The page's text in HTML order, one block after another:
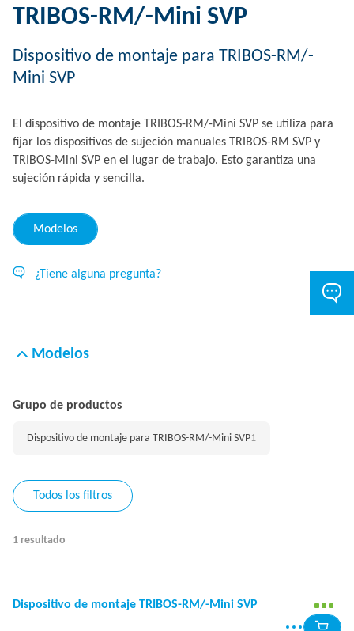
TRIBOS-RM/-Mini SVP
Dispositivo de montaje para TRIBOS-RM/-
Mini SVP
El dispositivo de montaje TRIBOS-RM/-Mini SVP se utiliza para
fijar los dispositivos de sujeción manuales TRIBOS-RM SVP y
TRIBOS-Mini SVP en el lugar de trabajo. Esto garantiza una
sujeción rápida y sencilla.
Modelos
¿Tiene alguna pregunta?
Modelos
Grupo de productos
Dispositivo de montaje para TRIBOS-RM/-Mini SVP1
Todos los filtros
1 resultado
Dispositivo de montaje TRIBOS-RM/-Mini SVP